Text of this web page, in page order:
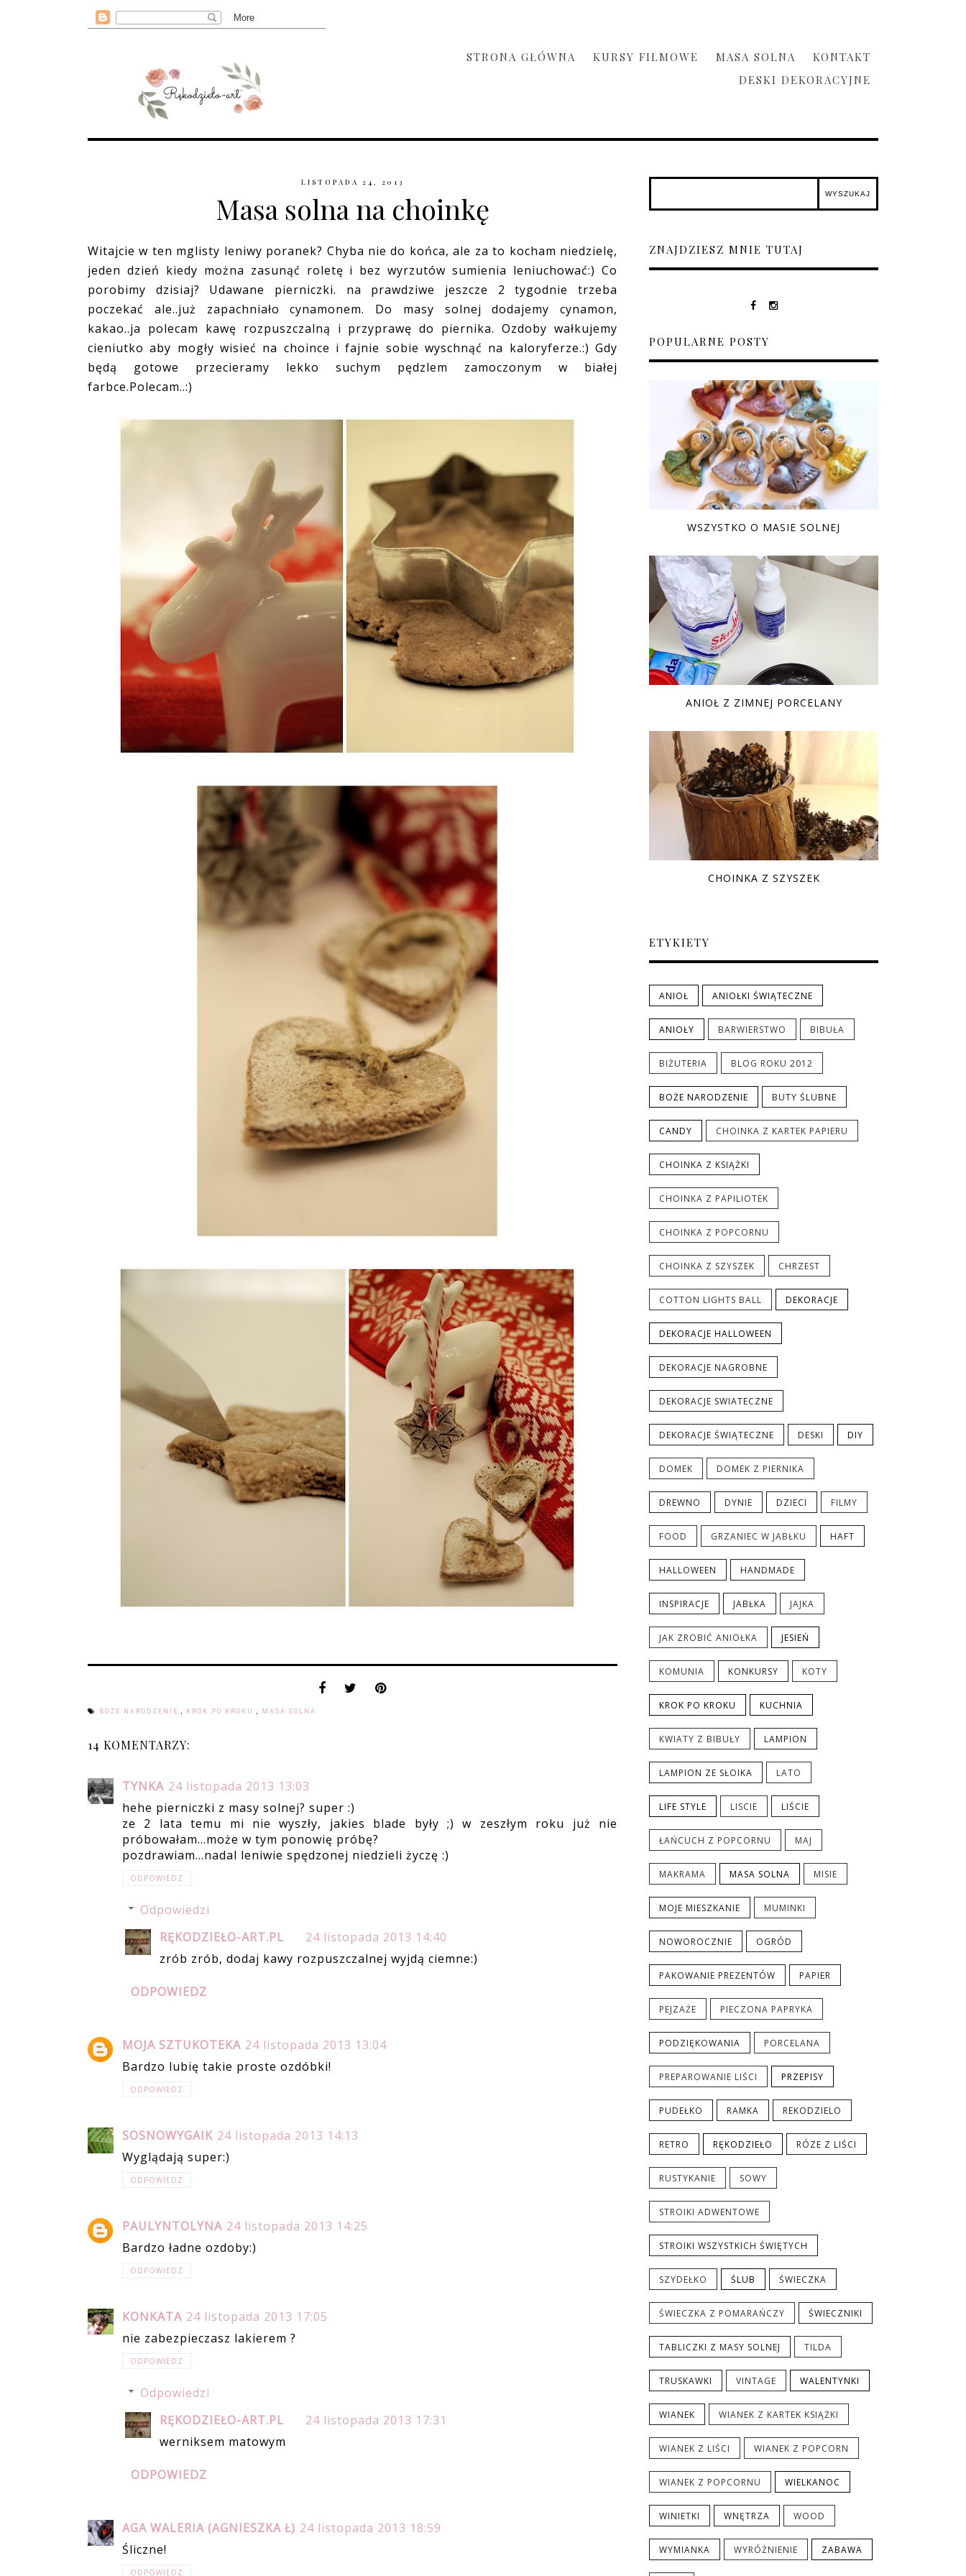
STRONA GŁÓWNA KURSY FILMOWE MASA SOLNA
KONTAKT
DESKI DEKORACYJNE
LISTOPADA 24, 2013
Masa solna na choinkę
Witajcie w ten mglisty leniwy poranek? Chyba nie do końca, ale za to kocham niedzielę,
jeden dzień kiedy można zasunąć roletę i bez wyrzutów sumienia leniuchować:) Co
porobimy dzisiaj? Udawane pierniczki. na prawdziwe jeszcze 2 tygodnie trzeba
poczekać ale..już zapachniało cynamonem. Do masy solnej dodajemy cynamon,
kakao..ja polecam kawę rozpuszczalną i przyprawę do piernika. Ozdoby wałkujemy
cieniutko aby mogły wisieć na choince i fajnie sobie wyschnąć na kaloryferze.:) Gdy
będą gotowe przecieramy lekko suchym pędzlem zamoczonym w białej
farbce.Polecam..:)
BOŻE NARODZENIE , KROK PO KROKU , MASA SOLNA
14 KOMENTARZY:
TYNKA 24 listopada 2013 13:03
hehe pierniczki z masy solnej? super :)
ze 2 lata temu mi nie wyszły, jakies blade były ;) w zeszłym roku już nie
próbowałam...może w tym ponowię próbę?
pozdrawiam...nadal leniwie spędzonej niedzieli życzę :)
ODPOWIEDZ
Odpowiedzi
RĘKODZIEŁO-ART.PL
24 listopada 2013 14:40
zrób zrób, dodaj kawy rozpuszczalnej wyjdą ciemne:)
ODPOWIEDZ
MOJA SZTUKOTEKA 24 listopada 2013 13:04
Bardzo lubię takie proste ozdóbki!
ODPOWIEDZ
SOSNOWYGAIK 24 listopada 2013 14:13
Wyglądają super:)
ODPOWIEDZ
PAULYNTOLYNA 24 listopada 2013 14:25
Bardzo ładne ozdoby:)
ODPOWIEDZ
KONKATA 24 listopada 2013 17:05
nie zabezpieczasz lakierem ?
ODPOWIEDZ
Odpowiedzi
RĘKODZIEŁO-ART.PL
24 listopada 2013 17:31
werniksem matowym
ODPOWIEDZ
AGA WALERIA (AGNIESZKA Ł) 24 listopada 2013 18:59
Śliczne!
ODPOWIEDZ
ZNAJDZIESZ MNIE TUTAJ
POPULARNE POSTY
WSZYSTKO O MASIE SOLNEJ
ANIOŁ Z ZIMNEJ PORCELANY
CHOINKA Z SZYSZEK
ETYKIETY
ANIOŁ ANIOŁKI ŚWIĄTECZNE
ANIOŁY BARWIERSTWO BIBUŁA
BIŻUTERIA BLOG ROKU 2012
BOŻE NARODZENIE BUTY ŚLUBNE
CANDY CHOINKA Z KARTEK PAPIERU
CHOINKA Z KSIĄŻKI
CHOINKA Z PAPILIOTEK
CHOINKA Z POPCORNU
CHOINKA Z SZYSZEK CHRZEST
COTTON LIGHTS BALL DEKORACJE
DEKORACJE HALLOWEEN
DEKORACJE NAGROBNE
DEKORACJE SWIATECZNE
DEKORACJE ŚWIĄTECZNE DESKI DIY
DOMEK DOMEK Z PIERNIKA
DREWNO DYNIE DZIECI FILMY
FOOD GRZANIEC W JABŁKU HAFT
HALLOWEEN HANDMADE
INSPIRACJE JABŁKA JAJKA
JAK ZROBIĆ ANIOŁKA JESIEŃ
KOMUNIA KONKURSY KOTY
KROK PO KROKU KUCHNIA
KWIATY Z BIBUŁY LAMPION
LAMPION ZE SŁOIKA LATO
LIFE STYLE LISCIE LIŚCIE
ŁAŃCUCH Z POPCORNU MAJ
MAKRAMA MASA SOLNA MISIE
MOJE MIESZKANIE MUMINKI
NOWOROCZNIE OGRÓD
PAKOWANIE PREZENTÓW PAPIER
PEJZAŻE PIECZONA PAPRYKA
PODZIĘKOWANIA PORCELANA
PREPAROWANIE LIŚCI PRZEPISY
PUDEŁKO RAMKA REKODZIELO
RETRO RĘKODZIEŁO RÓZE Z LIŚCI
RUSTYKANIE SOWY
STROIKI ADWENTOWE
STROIKI WSZYSTKICH ŚWIĘTYCH
SZYDEŁKO ŚLUB ŚWIECZKA
ŚWIECZKA Z POMARAŃCZY ŚWIECZNIKI
TABLICZKI Z MASY SOLNEJ TILDA
TRUSKAWKI VINTAGE WALENTYNKI
WIANEK WIANEK Z KARTEK KSIĄŻKI
WIANEK Z LIŚCI WIANEK Z POPCORN
WIANEK Z POPCORNU WIELKANOC
WINIETKI WNĘTRZA WOOD
WYMIANKA WYRÓŻNIENIE ZABAWA